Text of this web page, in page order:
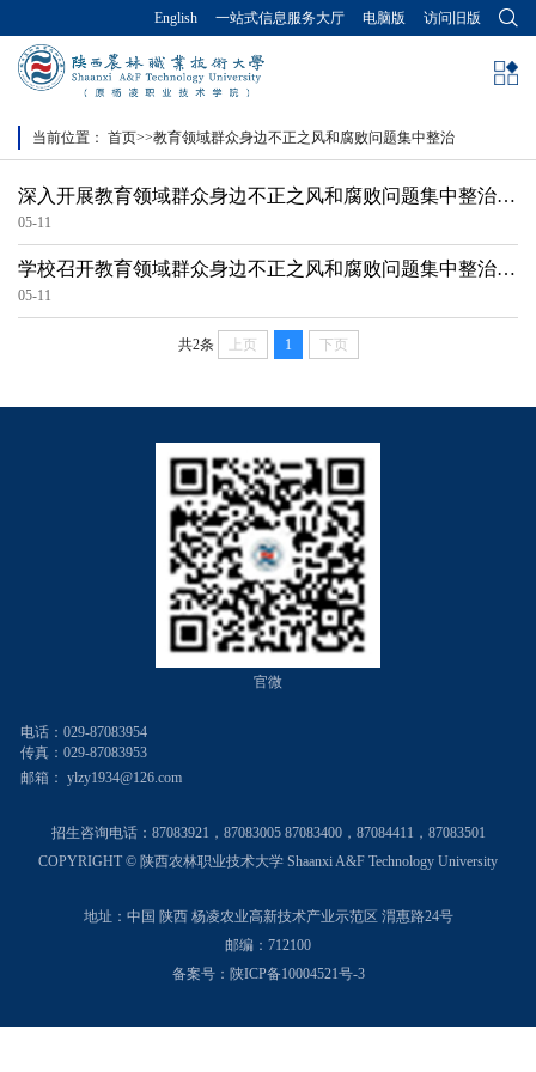
English 一站式信息服务大厅 电脑版 访问旧版
当前位置： 首页>>教育领域群众身边不正之风和腐败问题集中整治
深入开展教育领域群众身边不正之风和腐败问题集中整治监
督举报方式
05-11
学校召开教育领域群众身边不正之风和腐败问题集中整治工
作推进会
05-11
共2条 上页 1 下页
官微
电话：029-87083954
传真：029-87083953
邮箱： ylzy1934@126.com
招生咨询电话： 87083921，87083005 87083400，87084411，87083501
COPYRIGHT © 陕西农林职业技术大学 Shaanxi A&F Technology University
地址：中国 陕西 杨凌农业高新技术产业示范区 渭惠路24号
邮编：712100
备案号：陕ICP备10004521号-3